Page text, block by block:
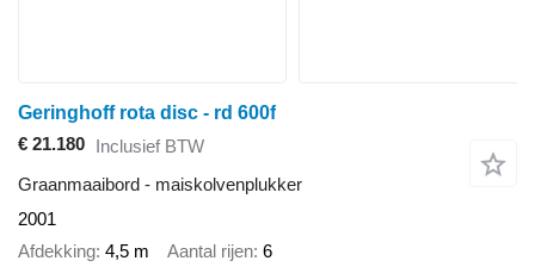
Geringhoff rota disc - rd 600f
€ 21.180 Inclusief BTW
Graanmaaibord - maiskolvenplukker
2001
Afdekking 4,5 m Aantal rijen 6